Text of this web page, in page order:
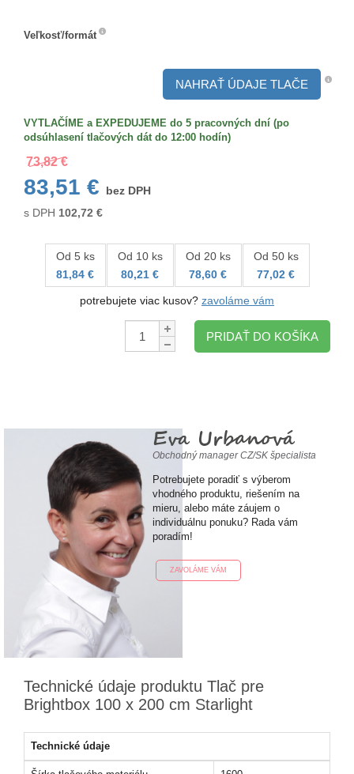
Veľkosť/formát
NAHRAŤ ÚDAJE TLAČE
VYTLAČÍME a EXPEDUJEME do 5 pracovných dní (po
odsúhlasení tlačových dát do 12:00 hodín)
73,82 €
83,51 €
bez DPH
s DPH 102,72 €
Od 5 ks
81,84 €
Od 10 ks
80,21 €
Od 20 ks
78,60 €
Od 50 ks
77,02 €
potrebujete viac kusov? zavoláme vám
Množstvo:
PRIDAŤ DO KOŠÍKA
Eva Urbanová
Obchodný manager CZ/SK špecialista
Potrebujete poradiť s výberom
vhodného produktu, riešením na
mieru, alebo máte záujem o
individuálnu ponuku? Rada vám
poradím!
ZAVOLÁME VÁM
Technické údaje produktu Tlač pre
Brightbox 100 x 200 cm Starlight
Technické údaje